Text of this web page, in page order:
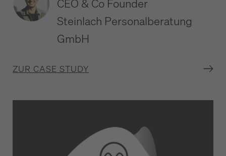
CEO & Co Founder
Steinlach Personalberatung
GmbH
ZUR CASE STUDY